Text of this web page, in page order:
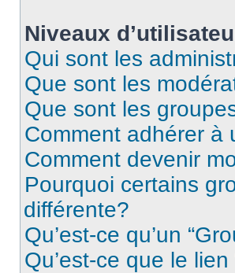
Niveaux
Qui sont les
Que sont les
Que sont les
Comment adhérer à
Comment devenir
Pourquoi certains
différente?
Qu’est-ce qu’un
Qu’est-ce que le lien